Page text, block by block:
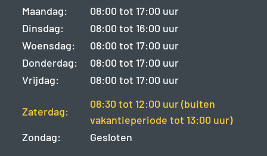
Maandag:
08:00 tot 17:00 uur
Dinsdag:
08:00 tot 16:00 uur
Woensdag:
08:00 tot 17:00 uur
Donderdag:
08:00 tot 17:00 uur
Vrijdag:
08:00 tot 17:00 uur
Zaterdag:
08:30 tot 12:00 uur (buiten
vakantieperiode tot 13:00 uur)
Zondag:
Gesloten